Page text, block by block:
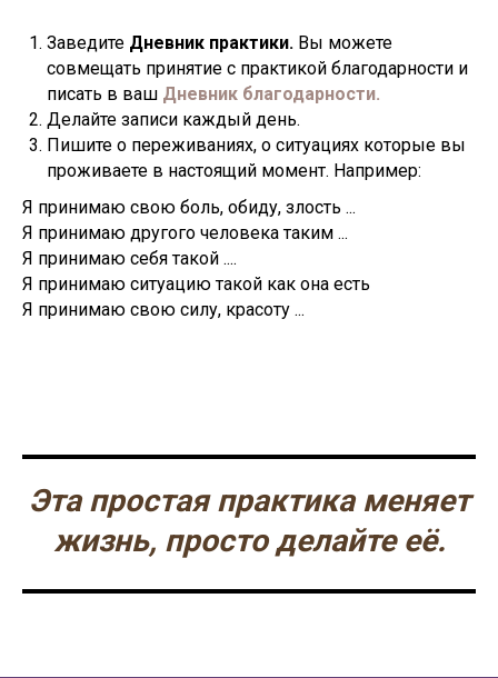
Заведите Дневник практики. Вы можете
совмещать принятие с практикой благодарности и
писать в ваш Дневник благодарности.
Делайте записи каждый день.
Пишите о переживаниях, о ситуациях которые вы
проживаете в настоящий момент. Например:
Я принимаю свою боль, обиду, злость ...
Я принимаю другого человека таким ...
Я принимаю себя такой ....
Я принимаю ситуацию такой как она есть
Я принимаю свою силу, красоту ...
Эта простая практика меняет
жизнь, просто делайте её.